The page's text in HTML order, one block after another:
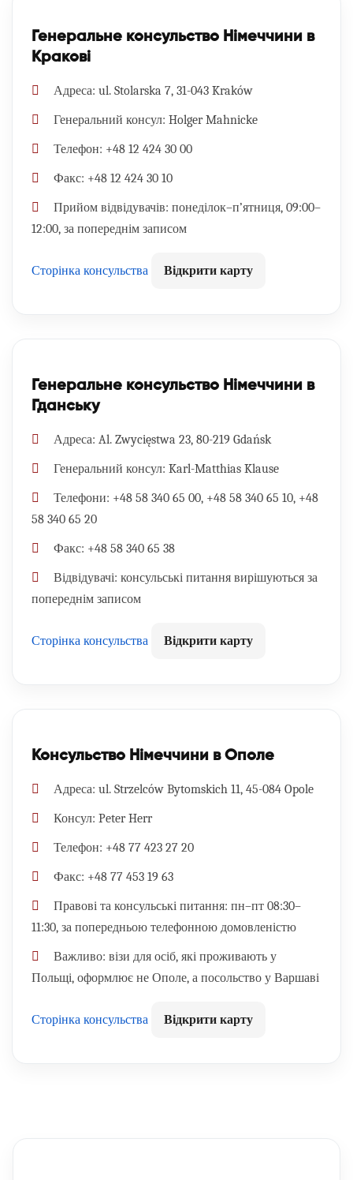
Генеральне консульство Німеччини в
Кракові
Адреса: ul. Stolarska 7, 31-043 Kraków
Генеральний консул: Holger Mahnicke
Телефон: +48 12 424 30 00
Факс: +48 12 424 30 10
Прийом відвідувачів: понеділок–п’ятниця, 09:00–
12:00, за попереднім записом
Сторінка консульства Відкрити карту
Генеральне консульство Німеччини в
Гданську
Адреса: Al. Zwycięstwa 23, 80-219 Gdańsk
Генеральний консул: Karl-Matthias Klause
Телефони: +48 58 340 65 00, +48 58 340 65 10, +48
58 340 65 20
Факс: +48 58 340 65 38
Відвідувачі: консульські питання вирішуються за
попереднім записом
Сторінка консульства Відкрити карту
Консульство Німеччини в Ополе
Адреса: ul. Strzelców Bytomskich 11, 45-084 Opole
Консул: Peter Herr
Телефон: +48 77 423 27 20
Факс: +48 77 453 19 63
Правові та консульські питання: пн–пт 08:30–
11:30, за попередньою телефонною домовленістю
Важливо: візи для осіб, які проживають у
Польщі, оформлює не Ополе, а посольство у Варшаві
Сторінка консульства Відкрити карту